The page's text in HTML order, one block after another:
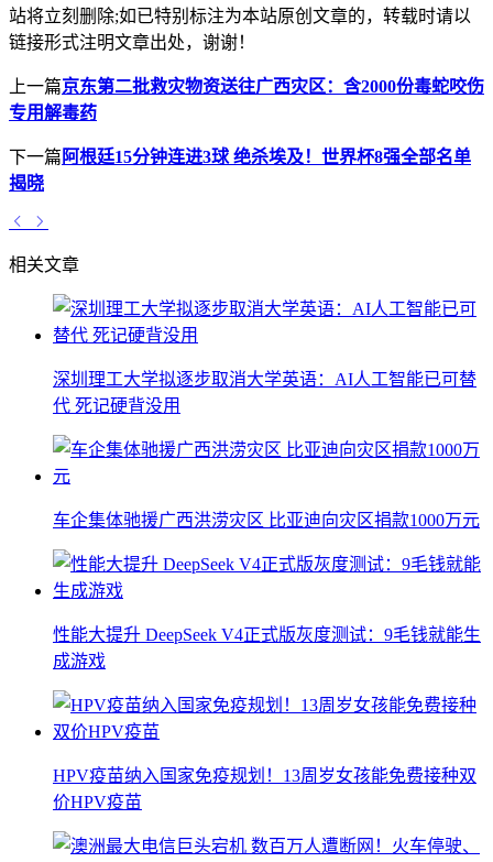
站将立刻删除;如已特别标注为本站原创文章的，转载时请以
链接形式注明文章出处，谢谢！
上一篇京东第二批救灾物资送往广西灾区：含2000份毒蛇咬伤
专用解毒药
下一篇 阿根廷15分钟连进3球 绝杀埃及！世界杯8强全部名单
揭晓
相关文章
深圳理工大学拟逐步取消大学英语：AI人工智能已可替
代 死记硬背没用
车企集体驰援广西洪涝灾区 比亚迪向灾区捐款1000万元
性能大提升 DeepSeek V4正式版灰度测试：9毛钱就能生
成游戏
HPV疫苗纳入国家免疫规划！13周岁女孩能免费接种双
价HPV疫苗